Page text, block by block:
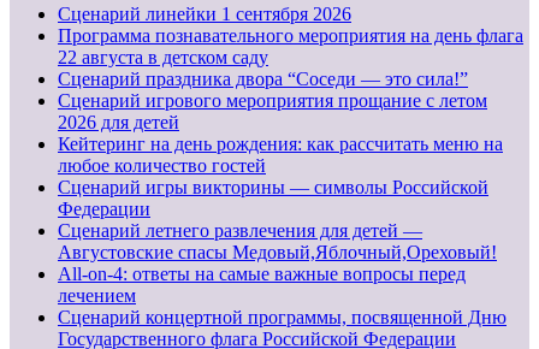
Cценарий линейки 1 сентября 2026
Программа познавательного мероприятия на день флага
22 августа в детском саду
Сценарий праздника двора “Соседи — это сила!”
Сценарий игрового мероприятия прощание с летом
2026 для детей
Кейтеринг на день рождения: как рассчитать меню на
любое количество гостей
Сценарий игры викторины — символы Российской
Федерации
Сценарий летнего развлечения для детей —
Августовские спасы Медовый,Яблочный,Ореховый!
All-on-4: ответы на самые важные вопросы перед
лечением
Сценарий концертной программы, посвященной Дню
Государственного флага Российской Федерации